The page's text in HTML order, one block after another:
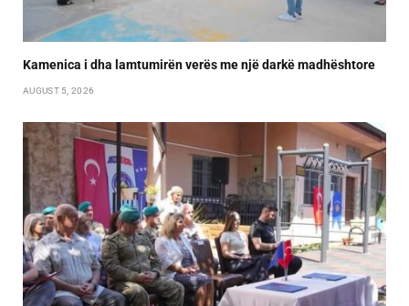
Kamenica i dha lamtumirën verës me një darkë madhështore
AUGUST 5, 2026